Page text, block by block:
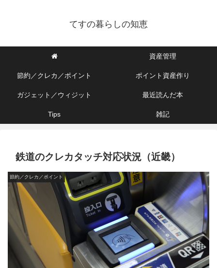
てすの暮らしの知恵
資産管理
節約／クレカ／ポイント ポイント資産作り
ガジェット／ウィジット 最近読んだ本
Tips 雑記
鉄道のクレカタッチ対応状況（近畿）
節約／クレカ／ポイント